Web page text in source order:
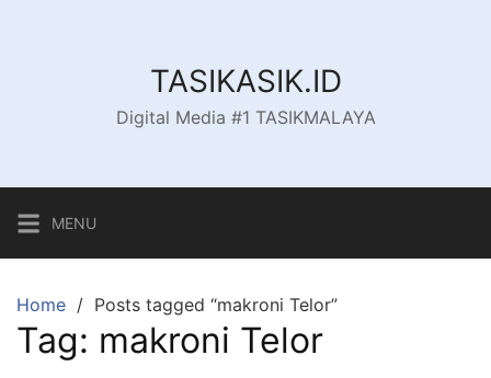
TASIKASIK.ID
Digital Media #1 TASIKMALAYA
MENU
Home Posts tagged “makroni Telor”
Tag: makroni Telor